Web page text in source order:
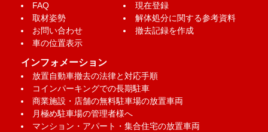
FAQ
取材姿勢
お問い合わせ
車の位置表示
現在登録
解体処分に関する参考資料
撤去記録を作成
インフォメーション
放置自動車撤去の法律と対応手順
コインパーキングでの長期駐車
商業施設・店舗の無料駐車場の放置車両
月極め駐車場の管理者様へ
マンション・アパート・集合住宅の放置車両